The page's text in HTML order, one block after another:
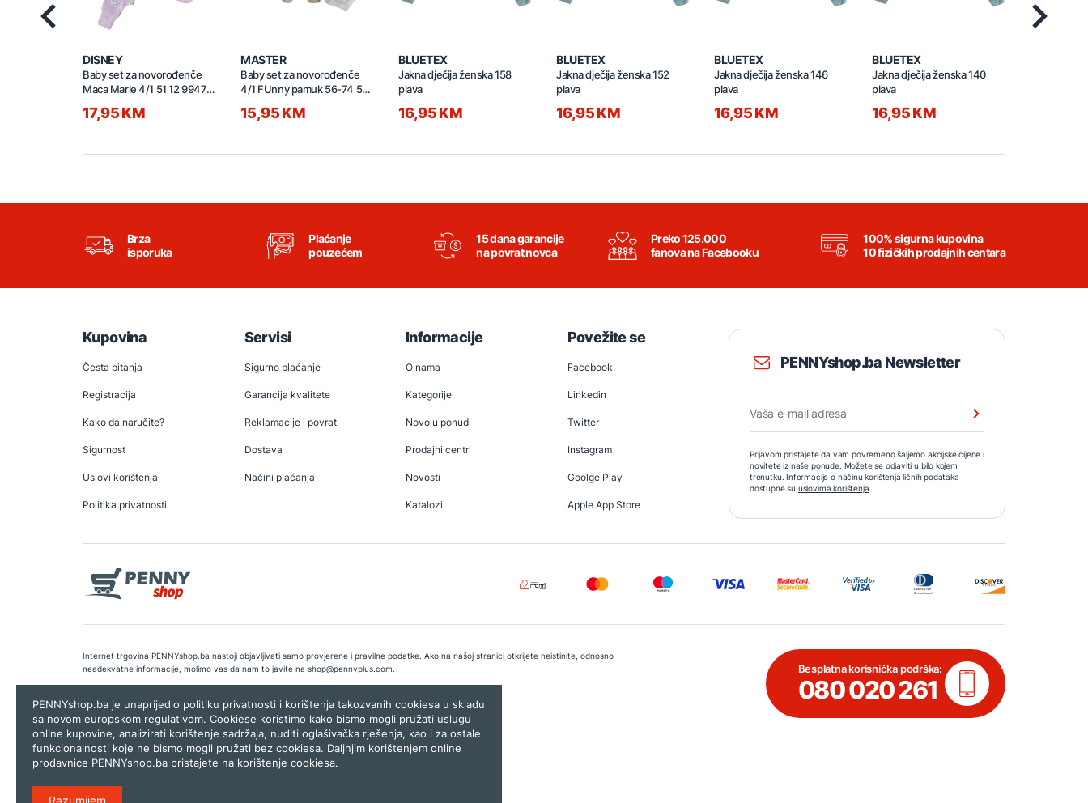
DISNEY
Baby set za novorođenče
Maca Marie 4/1 51 12 9947
GIFT
17,95 KM
MASTER
Baby set za novorođenče
4/1 FUnny pamuk 56-74 51
12 2408
15,95 KM
BLUETEX
Jakna dječija ženska 158
plava
16,95 KM
BLUETEX
Jakna dječija ženska 152
plava
16,95 KM
BLUETEX
Jakna dječija ženska 146
plava
16,95 KM
BLUETEX
Jakna dječija ženska 140
plava
16,95 KM
Brza
isporuka
Plaćanje
pouzećem
15 dana garancije
na povrat novca
Preko 125.000
fanova na Facebooku
100% sigurna kupovina
10 fizičkih prodajnih centara
PENNYshop.ba Newsletter
Prijavom pristajete da vam povremeno šaljemo akcijske cijene i
novitete iz naše ponude. Možete se odjaviti u bilo kojem
trenutku. Informacije o načinu korištenja ličnih podataka
dostupne su uslovima korištenja.
Kupovina
Česta pitanja
Registracija
Kako da naručite?
Sigurnost
Uslovi korištenja
Politika privatnosti
Servisi
Sigurno plaćanje
Garancija kvalitete
Reklamacije i povrat
Dostava
Načini plaćanja
Informacije
O nama
Kategorije
Novo u ponudi
Prodajni centri
Novosti
Katalozi
Povežite se
Facebook
Linkedin
Twitter
Instagram
Goolge Play
Apple App Store
Besplatna korisnička podrška:
080 020 261
Internet trgovina PENNYshop.ba nastoji objavljivati samo provjerene i pravilne podatke. Ako na našoj stranici otkrijete neistinite, odnosno
neadekvatne informacije, molimo vas da nam to javite na shop@pennyplus.com.
Copyright © 2026.Penny plus d.o.o. Sarajevo.Dizajn i programiranje:Lampa.ba
PENNYshop.ba je unaprijedio politiku privatnosti i korištenja takozvanih cookiesa u skladu
sa novom europskom regulativom. Cookiese koristimo kako bismo mogli pružati uslugu
online kupovine, analizirati korištenje sadržaja, nuditi oglašivačka rješenja, kao i za ostale
funkcionalnosti koje ne bismo mogli pružati bez cookiesa. Daljnjim korištenjem online
prodavnice PENNYshop.ba pristajete na korištenje cookiesa.
Razumijem